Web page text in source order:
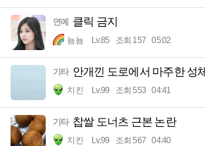
연예 클릭 금지
뇸뇸 Lv.85 조회 157 05:02
기타 안개낀 도로에서 마주한 성
치킨 Lv.99 조회 553 04:41
기타 찹쌀 도너츠 근본 논란
치킨 Lv.99 조회 567 04:40